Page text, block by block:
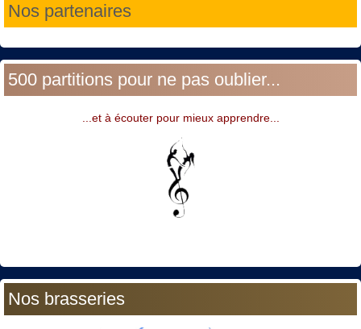
Nos partenaires
500 partitions pour ne pas oublier...
...et à écouter pour mieux apprendre...
Nos brasseries
précédente
précédent
suivante
suivant